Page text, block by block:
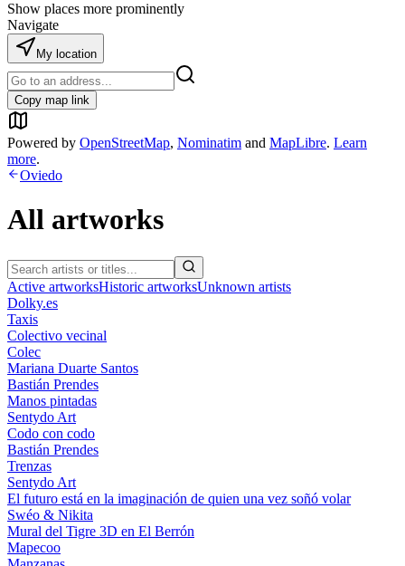
Show places more prominently
Navigate
My location
Copy map link
Powered by OpenStreetMap, Nominatim and MapLibre. Learn
more.
Oviedo
All artworks
Active artworksHistoric artworksUnknown artists
Dolky.es
Taxis
Colectivo vecinal
Colec
Mariana Duarte Santos
Bastián Prendes
Manos pintadas
Sentydo Art
Codo con codo
Bastián Prendes
Trenzas
Sentydo Art
El futuro está en la imaginación de quien una vez soñó volar
Swéo & Nikita
Mural del Tigre 3D en El Berrón
Mapecoo